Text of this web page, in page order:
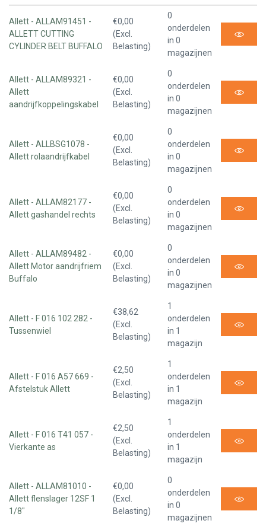
Allett - ALLAM91451 -
ALLETT CUTTING
CYLINDER BELT BUFFALO
€0,00
(Excl.
Belasting)
0
onderdelen
in 0
magazijnen
Allett - ALLAM89321 -
Allett
aandrijfkoppelingskabel
€0,00
(Excl.
Belasting)
0
onderdelen
in 0
magazijnen
Allett - ALLBSG1078 -
Allett rolaandrijfkabel
€0,00
(Excl.
Belasting)
0
onderdelen
in 0
magazijnen
Allett - ALLAM82177 -
Allett gashandel rechts
€0,00
(Excl.
Belasting)
0
onderdelen
in 0
magazijnen
Allett - ALLAM89482 -
Allett Motor aandrijfriem
Buffalo
€0,00
(Excl.
Belasting)
0
onderdelen
in 0
magazijnen
Allett - F 016 102 282 -
Tussenwiel
€38,62
(Excl.
Belasting)
1
onderdelen
in 1
magazijn
Allett - F 016 A57 669 -
Afstelstuk Allett
€2,50
(Excl.
Belasting)
1
onderdelen
in 1
magazijn
Allett - F 016 T41 057 -
Vierkante as
€2,50
(Excl.
Belasting)
1
onderdelen
in 1
magazijn
Allett - ALLAM81010 -
Allett flenslager 12SF 1
1/8"
€0,00
(Excl.
Belasting)
0
onderdelen
in 0
magazijnen